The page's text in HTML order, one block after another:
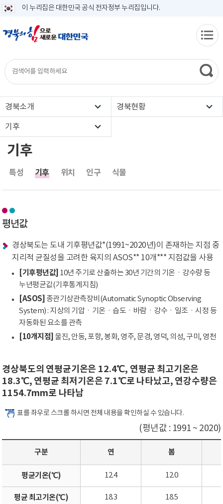
이 누리집은 대한민국 공식 전자정부 누리집입니다.
경북소개 경북현황
기후
기후
특성 기후 위치 인구 식물
평년값
경상북도는 도내 기후평년값*(1991~2020년)이 존재하는 지점 중
지리적 균질성을 고려한 육지의 ASOS** 10개*** 지점값을 사용
[기후평년값] 10년 주기로 산출하는 30년 기간의 기온ㆍ강수량 등
누년평균값(기후통계지침)
[ASOS] 종관기상관측장비(Automatic Synoptic Observing
System) : 지상의 기압ㆍ기온ㆍ습도ㆍ바람ㆍ강수ㆍ일조ㆍ시정 등
자동화된 요소를 관측
[10개지점] 울진, 안동, 포항, 봉화, 영주, 문경, 영덕, 의성, 구미, 영천
경상북도의 연평균기온은 12.4℃, 연평균 최고기온은
18.3℃, 연평균 최저기온은 7.1℃로 나타났고, 연강수량은
1154.7mm로 나타남
표를 좌우로 스크롤 하시면 전체 내용을 확인하실 수 있습니다.
(평년값 : 1991 ~ 2020)
구분 연 봄
평균기온(℃) 12.4 12.0
평균 최고기온(℃) 18.3 18.5